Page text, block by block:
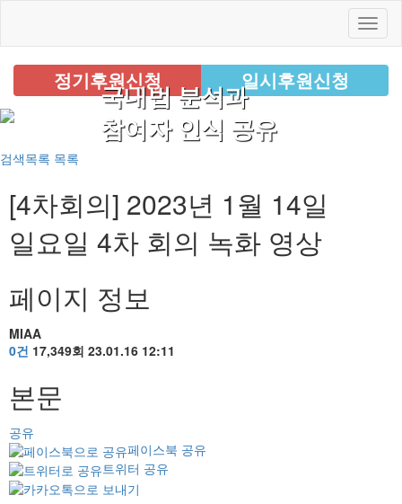
정기후원신청 일시후원신청
국내법 분석과
참여자 인식 공유
검색목록 목록
[4차회의] 2023년 1월 14일
일요일 4차 회의 녹화 영상
페이지 정보
MIAA
0건 17,349회 23.01.16 12:11
본문
공유
페이스북 공유
트위터 공유